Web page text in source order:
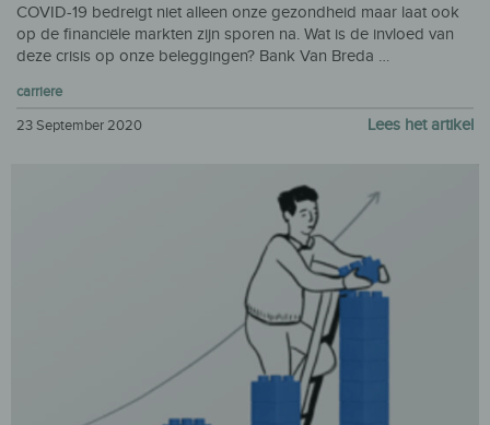
COVID-19 bedreigt niet alleen onze gezondheid maar laat ook
op de financiële markten zijn sporen na. Wat is de invloed van
deze crisis op onze beleggingen? Bank Van Breda …
carriere
23 September 2020 Lees het artikel